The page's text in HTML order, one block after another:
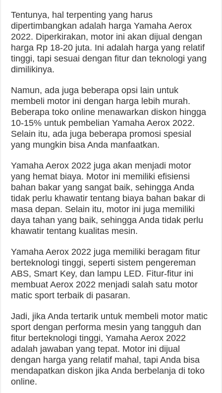
Tentunya, hal terpenting yang harus
dipertimbangkan adalah harga Yamaha Aerox
2022. Diperkirakan, motor ini akan dijual dengan
harga Rp 18-20 juta. Ini adalah harga yang relatif
tinggi, tapi sesuai dengan fitur dan teknologi yang
dimilikinya.
Namun, ada juga beberapa opsi lain untuk
membeli motor ini dengan harga lebih murah.
Beberapa toko online menawarkan diskon hingga
10-15% untuk pembelian Yamaha Aerox 2022.
Selain itu, ada juga beberapa promosi spesial
yang mungkin bisa Anda manfaatkan.
Yamaha Aerox 2022 juga akan menjadi motor
yang hemat biaya. Motor ini memiliki efisiensi
bahan bakar yang sangat baik, sehingga Anda
tidak perlu khawatir tentang biaya bahan bakar di
masa depan. Selain itu, motor ini juga memiliki
daya tahan yang baik, sehingga Anda tidak perlu
khawatir tentang kualitas mesin.
Yamaha Aerox 2022 juga memiliki beragam fitur
berteknologi tinggi, seperti sistem pengereman
ABS, Smart Key, dan lampu LED. Fitur-fitur ini
membuat Aerox 2022 menjadi salah satu motor
matic sport terbaik di pasaran.
Jadi, jika Anda tertarik untuk membeli motor matic
sport dengan performa mesin yang tangguh dan
fitur berteknologi tinggi, Yamaha Aerox 2022
adalah jawaban yang tepat. Motor ini dijual
dengan harga yang relatif mahal, tapi Anda bisa
mendapatkan diskon jika Anda berbelanja di toko
online.